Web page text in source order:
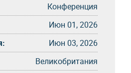
Конференция
Июн 01, 2026
Июн 03, 2026
Великобритания